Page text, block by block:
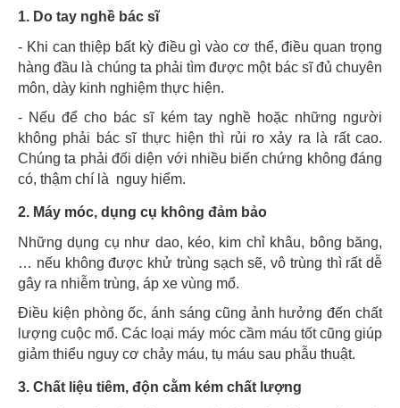
1. Do tay nghề bác sĩ
- Khi can thiệp bất kỳ điều gì vào cơ thể, điều quan trọng
hàng đầu là chúng ta phải tìm được một bác sĩ đủ chuyên
môn, dày kinh nghiệm thực hiện.
- Nếu để cho bác sĩ kém tay nghề hoặc những người
không phải bác sĩ thực hiện thì rủi ro xảy ra là rất cao.
Chúng ta phải đối diện với nhiều biến chứng không đáng
có, thậm chí là nguy hiểm.
2. Máy móc, dụng cụ không đảm bảo
Những dụng cụ như dao, kéo, kim chỉ khâu, bông băng,
… nếu không được khử trùng sạch sẽ, vô trùng thì rất dễ
gây ra nhiễm trùng, áp xe vùng mổ.
Điều kiện phòng ốc, ánh sáng cũng ảnh hưởng đến chất
lượng cuộc mổ. Các loại máy móc cầm máu tốt cũng giúp
giảm thiểu nguy cơ chảy máu, tụ máu sau phẫu thuật.
3. Chất liệu tiêm, độn cằm kém chất lượng